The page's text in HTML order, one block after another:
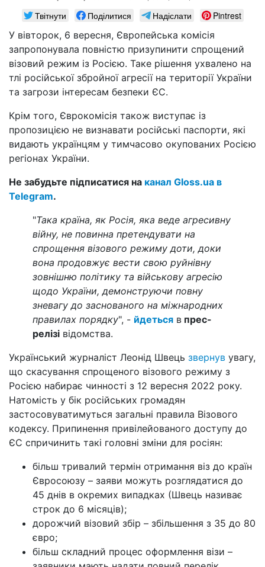
Твітнути Поділитися Надіслати
Pintrest
У вівторок, 6 вересня, Європейська комісія
запропонувала повністю призупинити спрощений
візовий режим із Росією. Таке рішення ухвалено на
тлі російської збройної агресії на території України
та загрози інтересам безпеки ЄС.
Крім того, Єврокомісія також виступає із
пропозицією не визнавати російські паспорти, які
видають українцям у тимчасово окупованих Росією
регіонах України.
Не забудьте підписатися на канал Gloss.ua в
Telegram.
"Така країна, як Росія, яка веде агресивну
війну, не повинна претендувати на
спрощення візового режиму доти, доки
вона продовжує вести свою руйнівну
зовнішню політику та військову агресію
щодо України, демонструючи повну
зневагу до заснованого на міжнародних
правилах порядку", - йдеться в прес-
релізі відомства.
Український журналіст Леонід Швець звернув увагу,
що скасування спрощеного візового режиму з
Росією набирає чинності з 12 вересня 2022 року.
Натомість у бік російських громадян
застосовуватимуться загальні правила Візового
кодексу. Припинення привілейованого доступу до
ЄС спричинить такі головні зміни для росіян:
більш тривалий термін отримання віз до країн
Євросоюзу – заяви можуть розглядатися до
45 днів в окремих випадках (Швець називає
строк до 6 місяців);
дорожчий візовий збір – збільшення з 35 до 80
євро;
більш складний процес оформлення візи –